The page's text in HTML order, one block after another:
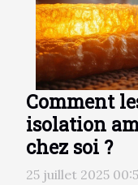
Comment
isolation
chez soi ?
25 juillet 2025